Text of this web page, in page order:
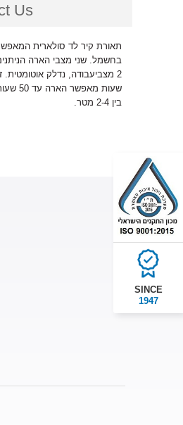
Us
תאורת קיר לד סולארית המאפשרת 100%
בחשמל. שני מצבי הארה
2 מצביעבודה, נדלק אוטומטית. זמן טעינה של עד 6
שעות מאפשר הארה עד 50 שעות. גובה התקנה נדרש
בין 2-4 מטר.
SINCE
1947